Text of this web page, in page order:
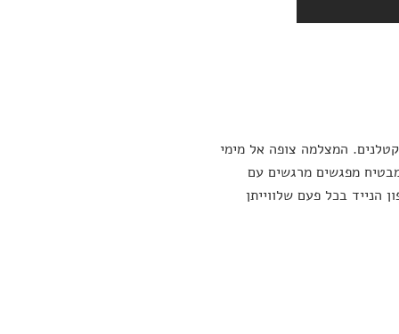
המצלמה צופה אל מימי
מפגשים מרגשים עם
הנייד בכל פעם שלווייתן